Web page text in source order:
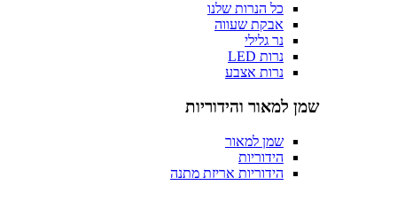
כל הנרות שלנו
אבקת שעווה
נר גלילי
נרות LED
נרות אצבע
שמן למאור והידוריות
שמן למאור
הידוריות
הידוריות אריזת מתנה